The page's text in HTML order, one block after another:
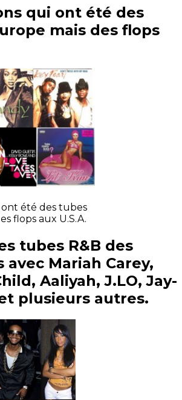
qui ont été des
mais des flops
ont été des tubes
flops aux U.S.A.
tubes R&B des
avec Mariah Carey,
Aaliyah, J.LO, Jay-
plusieurs autres.